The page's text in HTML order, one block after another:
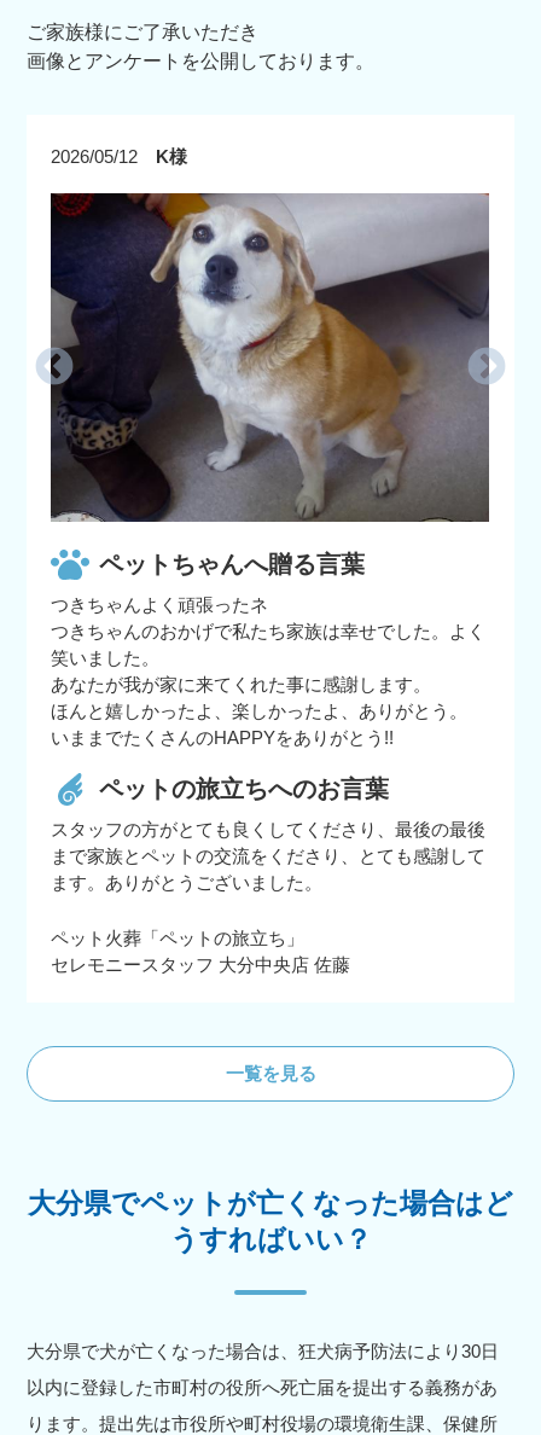
ご家族様にご了承いただき
画像とアンケートを公開しております。
2026/05/12 K様
ペットちゃんへ贈る言葉
つきちゃんよく頑張ったネ
つきちゃんのおかげで私たち家族は幸せでした。よく
笑いました。
あなたが我が家に来てくれた事に感謝します。
ほんと嬉しかったよ、楽しかったよ、ありがとう。
いままでたくさんのHAPPYをありがとう!!
ペットの旅立ちへのお言葉
スタッフの方がとても良くしてくださり、最後の最後
まで家族とペットの交流をくださり、とても感謝して
ます。ありがとうございました。
ペット火葬「ペットの旅立ち」
セレモニースタッフ 大分中央店 佐藤
一覧を見る
大分県でペットが亡くなった場合はど
うすればいい？
大分県で犬が亡くなった場合は、狂犬病予防法により30日
以内に登録した市町村の役所へ死亡届を提出する義務があ
ります。提出先は市役所や町村役場の環境衛生課、保健所